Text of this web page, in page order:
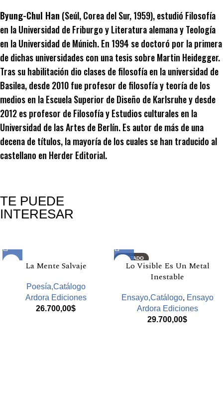
Byung-Chul Han (Seúl, Corea del Sur, 1959), estudió Filosofía
en la Universidad de Friburgo y Literatura alemana y Teología
en la Universidad de Múnich. En 1994 se doctoró por la primera
de dichas universidades con una tesis sobre Martin Heidegger.
Tras su habilitación dio clases de filosofía en la universidad de
Basilea, desde 2010 fue profesor de filosofía y teoría de los
medios en la Escuela Superior de Diseño de Karlsruhe y desde
2012 es profesor de Filosofía y Estudios culturales en la
Universidad de las Artes de Berlín. Es autor de más de una
decena de títulos, la mayoría de los cuales se han traducido al
castellano en Herder Editorial.
TE PUEDE
INTERESAR
La Mente Salvaje
Poesía,Catálogo
Ardora Ediciones
26.700,00$
AGOTADO
Lo Visible Es Un Metal
Inestable
Ensayo,Catálogo, Ensayo
Ardora Ediciones
29.700,00$